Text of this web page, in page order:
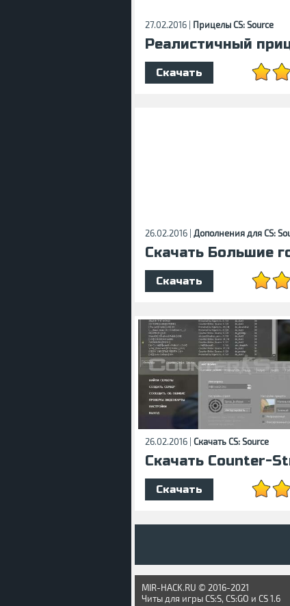
27.02.2016 | Прицелы CS: Source
Реалистичный
Скачать
26.02.2016 | Дополнения для CS:
Скачать Большие
Скачать
26.02.2016 | Скачать CS: Source
Скачать Counter-
Скачать
MIR-HACK.RU © 2016-2021
Читы для игры CS:S, CS:GO и CS 1.6